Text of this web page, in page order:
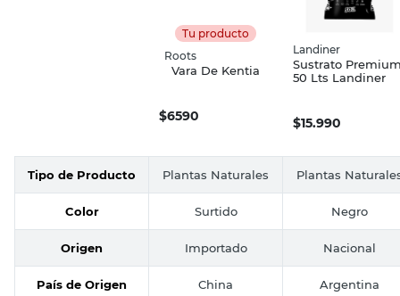
Tu producto
Roots
Vara De Kentia
$6590
Landiner
Sustrato
50 Lts Landiner
$15.990
Tipo de Producto Plantas Naturales Plantas
Color Surtido Negro
Origen Importado Nacional
País de Origen China Argentina